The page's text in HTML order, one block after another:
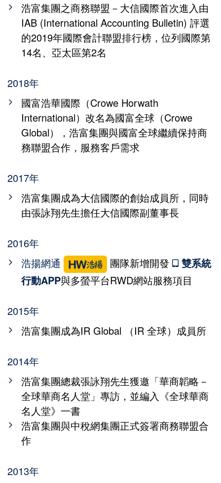
浩富集團之商務聯盟－大信國際首次進入由
IAB (International Accounting Bulletin) 評選
的2019年國際會計聯盟排行榜，位列國際第
14名、亞太區第2名
2018年
國富浩華國際（Crowe Horwath
International）改名為國富全球（Crowe
Global），浩富集團與國富全球繼續保持商
務聯盟合作，服務客戶需求
2017年
浩富集團成為大信國際的創始成員所，同時
由張詠翔先生擔任大信國際副董事長
2016年
浩揚網通
團隊新增開發
雙系統
行動APP與多螢平台RWD網站服務項目
2015年
浩富集團成為IR Global （IR 全球）成員所
2014年
浩富集團總裁張詠翔先生獲邀「華商韜略－
全球華商名人堂」專訪，並編入《全球華商
名人堂》一書
浩富集團與中稅網集團正式簽署商務聯盟合
作
2013年